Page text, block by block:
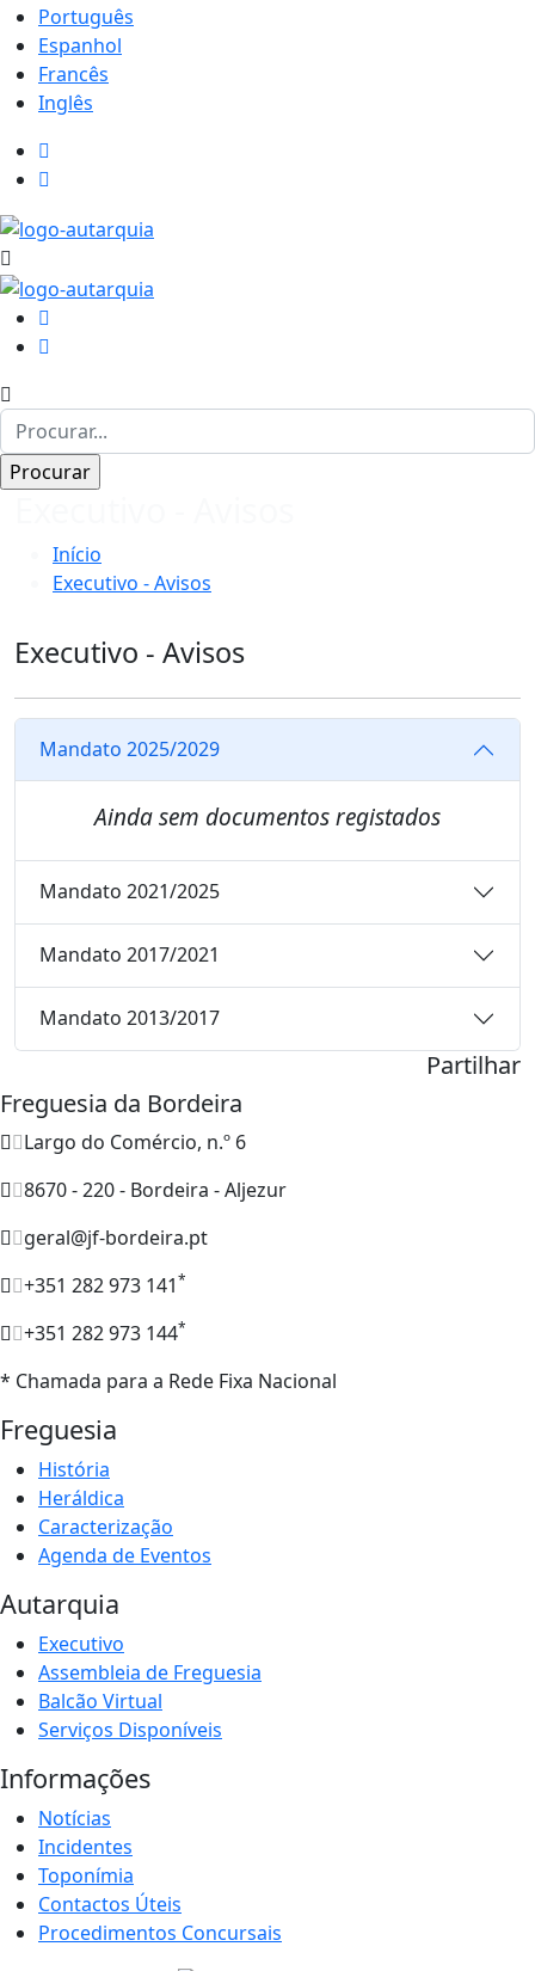
Português
Espanhol
Francês
Inglês
Início
Executivo - Avisos
Executivo - Avisos
Mandato 2025/2029
Ainda sem documentos registados
Mandato 2021/2025
Mandato 2017/2021
Mandato 2013/2017
Partilhar
Freguesia da Bordeira
Largo do Comércio, n.º 6
8670 - 220 - Bordeira - Aljezur
geral@jf-bordeira.pt
+351 282 973 141*
+351 282 973 144*
* Chamada para a Rede Fixa Nacional
Freguesia
História
Heráldica
Caracterização
Agenda de Eventos
Autarquia
Executivo
Assembleia de Freguesia
Balcão Virtual
Serviços Disponíveis
Informações
Notícias
Incidentes
Toponímia
Contactos Úteis
Procedimentos Concursais